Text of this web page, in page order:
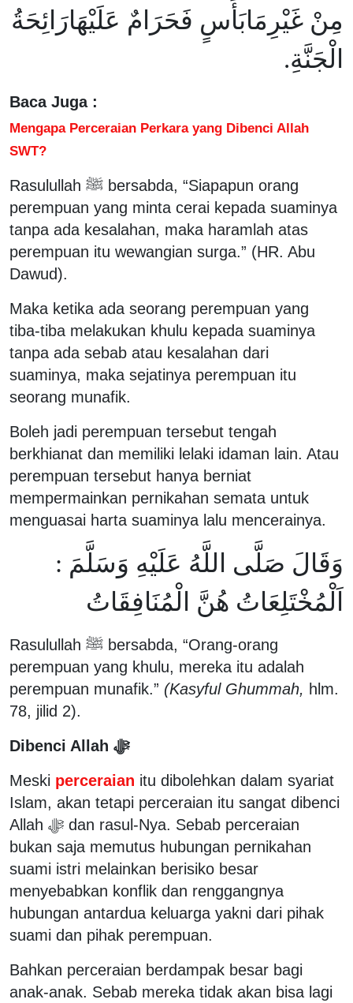
مِنْ غَيْرِمَابَأَسٍ فَحَرَامٌ عَلَيْهَارَائِحَةُ
الْجَنَّةِ.
Baca Juga :
Mengapa Perceraian Perkara yang Dibenci Allah
SWT?
Rasulullah ﷺ bersabda, “Siapapun orang
perempuan yang minta cerai kepada suaminya
tanpa ada kesalahan, maka haramlah atas
perempuan itu wewangian surga.” (HR. Abu
Dawud).
Maka ketika ada seorang perempuan yang
tiba-tiba melakukan khulu kepada suaminya
tanpa ada sebab atau kesalahan dari
suaminya, maka sejatinya perempuan itu
seorang munafik.
Boleh jadi perempuan tersebut tengah
berkhianat dan memiliki lelaki idaman lain. Atau
perempuan tersebut hanya berniat
mempermainkan pernikahan semata untuk
menguasai harta suaminya lalu mencerainya.
وَقَالَ صَلَّى اللَّهُ عَلَيْهِ وَسَلَّمَ :
اَلْمُخْتَلِعَاتُ هُنَّ الْمُنَافِقَاتُ
Rasulullah ﷺ bersabda, “Orang-orang
perempuan yang khulu, mereka itu adalah
perempuan munafik.” (Kasyful Ghummah, hlm.
78, jilid 2).
Dibenci Allah ﷻ
Meski perceraian itu dibolehkan dalam syariat
Islam, akan tetapi perceraian itu sangat dibenci
Allah ﷻ dan rasul-Nya. Sebab perceraian
bukan saja memutus hubungan pernikahan
suami istri melainkan berisiko besar
menyebabkan konflik dan renggangnya
hubungan antardua keluarga yakni dari pihak
suami dan pihak perempuan.
Bahkan perceraian berdampak besar bagi
anak-anak. Sebab mereka tidak akan bisa lagi